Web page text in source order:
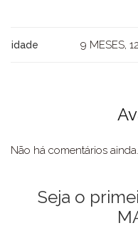
idade 9 MESES,
Não há comentários ainda.
Seja o